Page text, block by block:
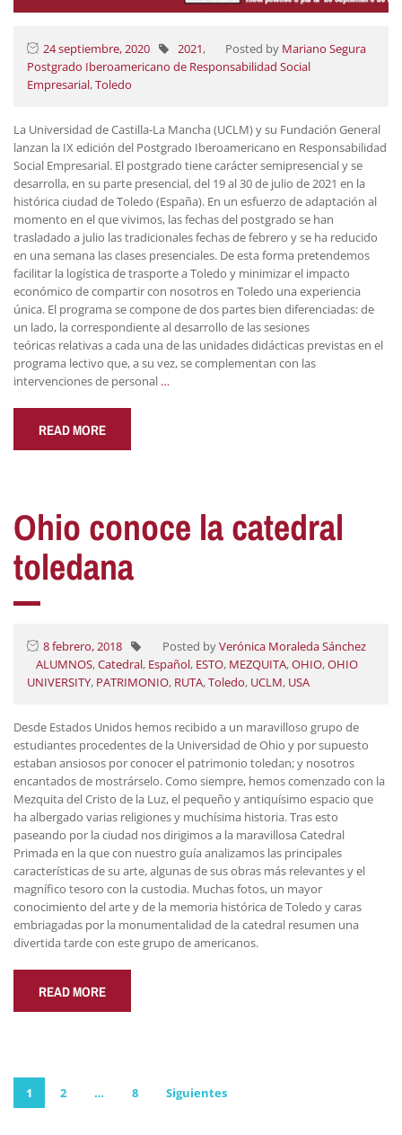
24 septiembre, 2020 Posted by Mariano Segura
2021,
Postgrado Iberoamericano de Responsabilidad Social
Empresarial,Toledo
La Universidad de Castilla-La Mancha (UCLM) y su Fundación General
lanzan la IX edición del Postgrado Iberoamericano en Responsabilidad
Social Empresarial. El postgrado tiene carácter semipresencial y se
desarrolla, en su parte presencial, del 19 al 30 de julio de 2021 en la
histórica ciudad de Toledo (España). En un esfuerzo de adaptación al
momento en el que vivimos, las fechas del postgrado se han
trasladado a julio las tradicionales fechas de febrero y se ha reducido
en una semana las clases presenciales. De esta forma pretendemos
facilitar la logística de trasporte a Toledo y minimizar el impacto
económico de compartir con nosotros en Toledo una experiencia
única. El programa se compone de dos partes bien diferenciadas: de
un lado, la correspondiente al desarrollo de las sesiones
teóricas relativas a cada una de las unidades didácticas previstas en el
programa lectivo que, a su vez, se complementan con las
intervenciones de personal …
READ MORE
Ohio conoce la catedral
toledana
8 febrero, 2018 Posted byVerónica Moraleda Sánchez
ALUMNOS,Catedral, Español, ESTO, MEZQUITA,OHIO,OHIO
UNIVERSITY, PATRIMONIO, RUTA,Toledo, UCLM, USA
Desde Estados Unidos hemos recibido a un maravilloso grupo de
estudiantes procedentes de la Universidad de Ohio y por supuesto
estaban ansiosos por conocer el patrimonio toledan; y nosotros
encantados de mostrárselo. Como siempre, hemos comenzado con la
Mezquita del Cristo de la Luz, el pequeño y antiquísimo espacio que
ha albergado varias religiones y muchísima historia. Tras esto
paseando por la ciudad nos dirigimos a la maravillosa Catedral
Primada en la que con nuestro guía analizamos las principales
características de su arte, algunas de sus obras más relevantes y el
magnífico tesoro con la custodia. Muchas fotos, un mayor
conocimiento del arte y de la memoria histórica de Toledo y caras
embriagadas por la monumentalidad de la catedral resumen una
divertida tarde con este grupo de americanos.
READ MORE
Paginación
1 2 … 8 Siguientes